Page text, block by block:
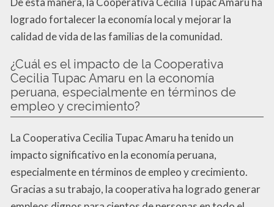
logrado fortalecer la economía local y mejorar la
calidad de vida de las familias de la comunidad.
¿Cuál es el impacto de la Cooperativa
Cecilia Tupac Amaru en la economía
peruana, especialmente en términos de
empleo y crecimiento?
La Cooperativa Cecilia Tupac Amaru ha tenido un
impacto significativo en la economía peruana,
especialmente en términos de empleo y crecimiento.
Gracias a su trabajo, la cooperativa ha logrado generar